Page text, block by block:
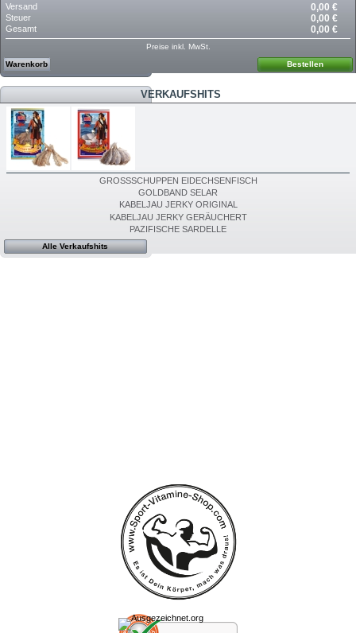
Versand 0,00 €
Steuer 0,00 €
Gesamt 0,00 €
Preise inkl. MwSt.
Warenkorb Bestellen
VERKAUFSHITS
GROSSSCHUPPEN EIDECHSENFISCH
GOLDBAND SELAR
KABELJAU JERKY ORIGINAL
KABELJAU JERKY GERÄUCHERT
PAZIFISCHE SARDELLE
Alle Verkaufshits